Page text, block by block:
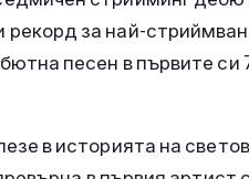
за най-
песен в първите си
в историята на